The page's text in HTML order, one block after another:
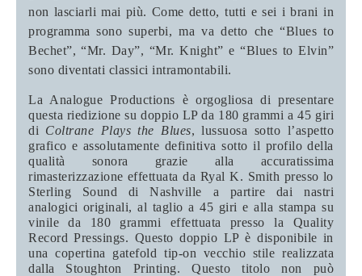
non lasciarli mai più. Come detto, tutti e sei i brani in
programma sono superbi, ma va detto che “Blues to
Bechet”, “Mr. Day”, “Mr. Knight” e “Blues to Elvin”
sono diventati classici intramontabili.
La Analogue Productions è orgogliosa di presentare
questa riedizione su doppio LP da 180 grammi a 45 giri
di Coltrane Plays the Blues, lussuosa sotto l’aspetto
grafico e assolutamente definitiva sotto il profilo della
qualità sonora grazie alla accuratissima
rimasterizzazione effettuata da Ryal K. Smith presso lo
Sterling Sound di Nashville a partire dai nastri
analogici originali, al taglio a 45 giri e alla stampa su
vinile da 180 grammi effettuata presso la Quality
Record Pressings. Questo doppio LP è disponibile in
una copertina gatefold tip-on vecchio stile realizzata
dalla Stoughton Printing. Questo titolo non può